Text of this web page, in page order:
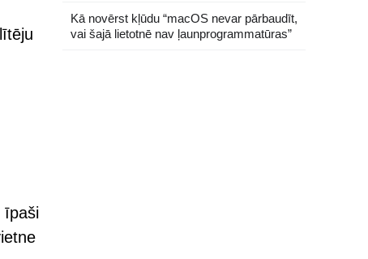
īpaši
Kā novērst kļūdu “macOS nevar pārbaudīt,
vai šajā lietotnē nav ļaunprogrammatūras”